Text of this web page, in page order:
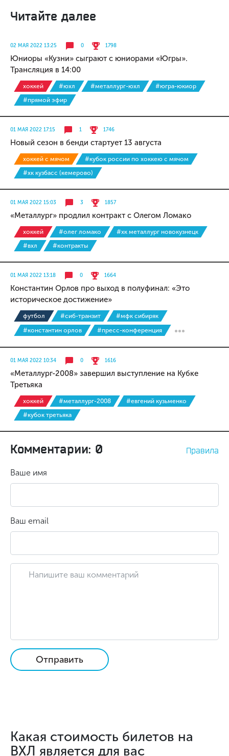
Читайте далее
02 МАЯ 2022 13:25 0 1798
Юниоры «Кузни» сыграют с юниорами «Югры».
Трансляция в 14:00
хоккей #юхл #металлург-юхл
#югра-юкиор
#прямой эфир
01 МАЯ 2022 17:15 1 1746
Новый сезон в бенди стартует 13 августа
хоккей с мячом
#кубок россии по хоккею с мячом
#хк кузбасс (кемерово)
01 МАЯ 2022 15:03 3 1857
«Металлург» продлил контракт с Олегом Ломако
хоккей #олег ломако
#хк металлург новокузнецк
#вхл
#контракты
01 МАЯ 2022 13:18 0 1664
Константин Орлов про выход в полуфинал: «Это
историческое достижение»
футбол #сиб-транзит
#мфк сибиряк
#константин орлов
#пресс-конференция
01 МАЯ 2022 10:34 0 1616
«Металлург-2008» завершил выступление на Кубке
Третьяка
хоккей #металлург-2008
#евгений кузьменко
#кубок третьяка
Комментарии: 0 Правила
Ваше имя
Ваш email
Отправить
Какая стоимость билетов на
ВХЛ является для вас